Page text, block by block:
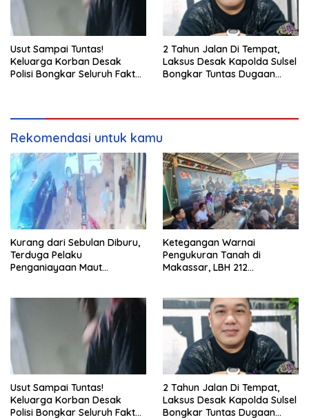
Usut Sampai Tuntas!
Keluarga Korban Desak
Polisi Bongkar Seluruh Fakta
2 Tahun Jalan Di Tempat,
Laksus Desak Kapolda Sulsel
Bongkar Tuntas Dugaan
Rekomendasi untuk kamu
Kurang dari Sebulan Diburu,
Terduga Pelaku
Penganiayaan Maut
Ketegangan Warnai
Pengukuran Tanah di
Makassar, LBH 212
Pengamanan Polisi
Usut Sampai Tuntas!
Keluarga Korban Desak
Polisi Bongkar Seluruh Fakta
2 Tahun Jalan Di Tempat,
Laksus Desak Kapolda Sulsel
Bongkar Tuntas Dugaan